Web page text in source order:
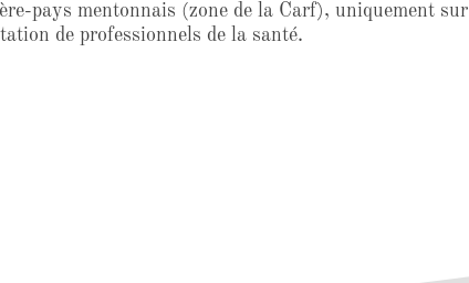
pays mentonnais (zone de la Carf), uniquement sur
de professionnels de la santé.